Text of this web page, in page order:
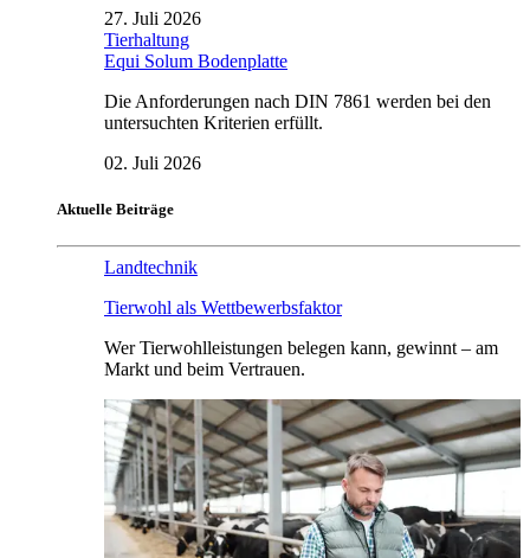
27. Juli 2026
Tierhaltung
Equi Solum Bodenplatte
Die Anforderungen nach DIN 7861 werden bei den
untersuchten Kriterien erfüllt.
02. Juli 2026
Aktuelle Beiträge
Landtechnik
Tierwohl als Wettbewerbsfaktor
Wer Tierwohlleistungen belegen kann, gewinnt – am
Markt und beim Vertrauen.